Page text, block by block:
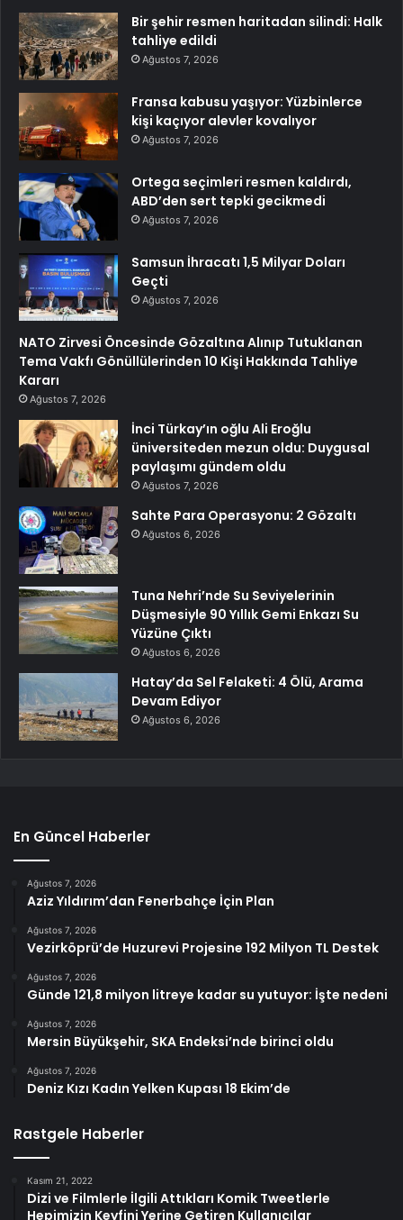
Bir şehir resmen haritadan silindi: Halk
tahliye edildi
Ağustos 7, 2026
Fransa kabusu yaşıyor: Yüzbinlerce
kişi kaçıyor alevler kovalıyor
Ağustos 7, 2026
Ortega seçimleri resmen kaldırdı,
ABD’den sert tepki gecikmedi
Ağustos 7, 2026
Samsun İhracatı 1,5 Milyar Doları
Geçti
Ağustos 7, 2026
NATO Zirvesi Öncesinde Gözaltına Alınıp Tutuklanan
Tema Vakfı Gönüllülerinden 10 Kişi Hakkında Tahliye
Kararı
Ağustos 7, 2026
İnci Türkay’ın oğlu Ali Eroğlu
üniversiteden mezun oldu: Duygusal
paylaşımı gündem oldu
Ağustos 7, 2026
Sahte Para Operasyonu: 2 Gözaltı
Ağustos 6, 2026
Tuna Nehri’nde Su Seviyelerinin
Düşmesiyle 90 Yıllık Gemi Enkazı Su
Yüzüne Çıktı
Ağustos 6, 2026
Hatay’da Sel Felaketi: 4 Ölü, Arama
Devam Ediyor
Ağustos 6, 2026
En Güncel Haberler
Ağustos 7, 2026
Aziz Yıldırım’dan Fenerbahçe İçin Plan
Ağustos 7, 2026
Vezirköprü’de Huzurevi Projesine 192 Milyon TL Destek
Ağustos 7, 2026
Günde 121,8 milyon litreye kadar su yutuyor: İşte nedeni
Ağustos 7, 2026
Mersin Büyükşehir, SKA Endeksi’nde birinci oldu
Ağustos 7, 2026
Deniz Kızı Kadın Yelken Kupası 18 Ekim’de
Rastgele Haberler
Kasım 21, 2022
Dizi ve Filmlerle İlgili Attıkları Komik Tweetlerle
Hepimizin Keyfini Yerine Getiren Kullanıcılar